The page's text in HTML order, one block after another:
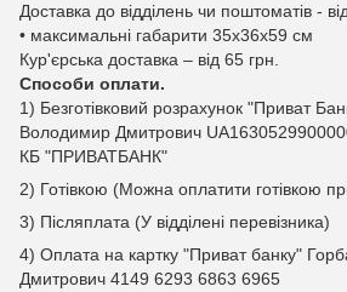
Доставка до відділень чи поштоматів -
• максимальні габарити 35x36x59 см
Кур'єрська доставка – від 65 грн.
Способи оплати.
1) Безготівковий розрахунок "Приват
Володимир Дмитрович
КБ "ПРИВАТБАНК"
2) Готівкою (Можна оплатити готівкою
3) Післяплата (У відділені перевізника)
4) Оплата на картку "Приват банку"
Дмитрович 4149 6293 6863 6965